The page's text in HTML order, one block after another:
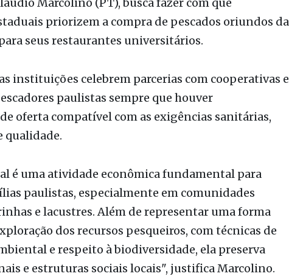
a produção local, o Projeto de Lei 504/2025, do
Marcolino (PT), busca fazer com que
seus restaurantes universitários.
instituições celebrem parcerias com cooperativas e
paulistas sempre que houver
qualidade.
é uma atividade econômica fundamental para
paulistas, especialmente em comunidades
e lacustres. Além de representar uma forma
dos recursos pesqueiros, com técnicas de